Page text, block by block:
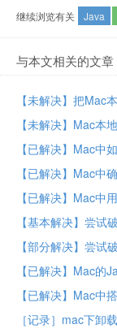
继续浏览有关 Java
与本文相关的文章
【已解决】Mac中
【已解决】Mac中
【已解决】Mac中
【基本解决】尝试
【部分解决】尝试
【已解决】Mac的
【已解决】Mac中
［记录］mac下卸